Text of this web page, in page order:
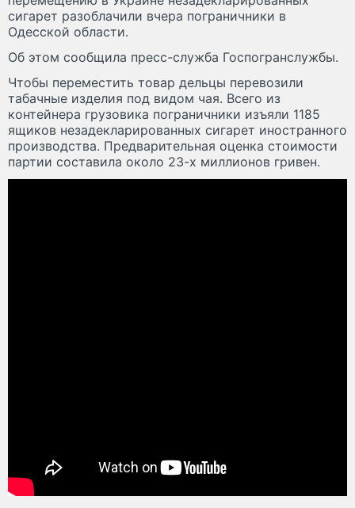
сигарет разоблачили вчера пограничники в
Одесской области.
Об этом сообщила пресс-служба Госпогранслужбы.
Чтобы переместить товар дельцы перевозили
табачные изделия под видом чая. Всего из
контейнера грузовика пограничники изъяли 1185
ящиков незадекларированных сигарет иностранного
производства. Предварительная оценка стоимости
партии составила около 23-х миллионов гривен.